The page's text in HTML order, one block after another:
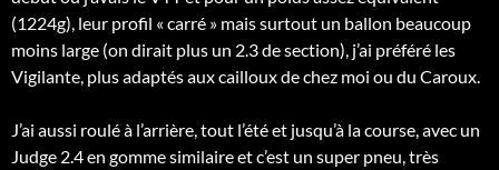
(1224g), leur profil « carré » mais surtout un ballon beaucoup
moins large (on dirait plus un 2.3 de section), j’ai préféré les
Vigilante, plus adaptés aux cailloux de chez moi ou du Caroux.
J’ai aussi roulé à l’arrière, tout l’été et jusqu’à la course, avec un
Judge 2.4 en gomme similaire et c’est un super pneu, très